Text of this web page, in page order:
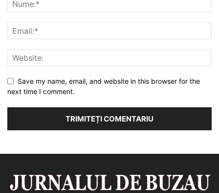
Save my name, email, and website in this browser for the
next time I comment.